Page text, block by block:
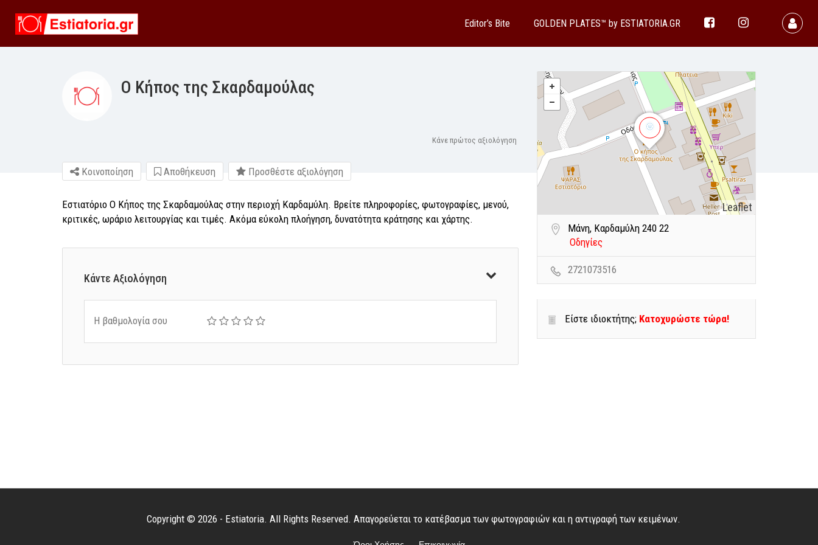
Editor’s Bite GOLDEN PLATES™ by ESTIATORIA.GR
Ο Κήπος της Σκαρδαμούλας
Κάνε πρώτος αξιολόγηση
Κοινοποίηση Αποθήκευση Προσθέστε αξιολόγηση
Εστιατόριο Ο Κήπος της Σκαρδαμούλας στην περιοχή Καρδαμύλη. Βρείτε πληροφορίες, φωτογραφίες, μενού,
κριτικές, ωράριο λειτουργίας και τιμές. Ακόμα εύκολη πλοήγηση, δυνατότητα κράτησης και χάρτης.
Κάντε Αξιολόγηση
Η βαθμολογία σου
Leaflet
Μάνη, Καρδαμύλη 240 22
Οδηγίες
2721073516
Είστε ιδιοκτήτης; Κατοχυρώστε τώρα!
Copyright © 2026 - Estiatoria. All Rights Reserved. Απαγορεύεται το κατέβασμα των φωτογραφιών και η αντιγραφή των κειμένων.